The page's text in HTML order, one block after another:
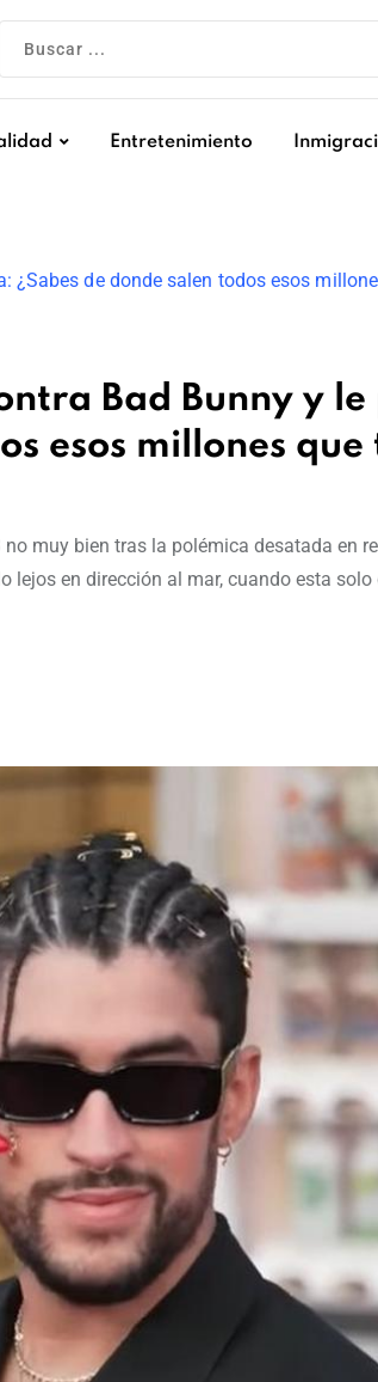
Entretenimiento
Bad Bunny y
esos millones que
muy bien tras la polémica desatada en
en dirección al mar, cuando esta